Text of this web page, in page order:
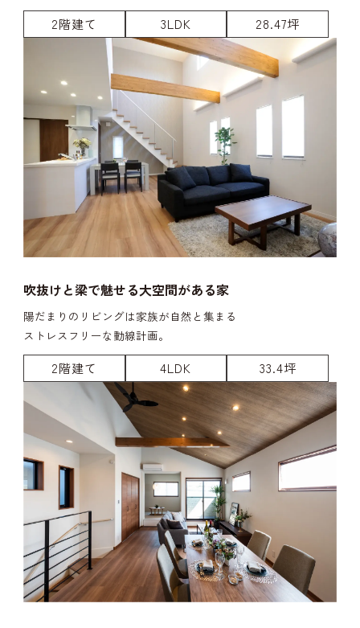
2階建て 3LDK 28.47坪
吹抜けと梁で魅せる大空間がある家
陽だまりのリビングは家族が自然と集まる
ストレスフリーな動線計画。
2階建て 4LDK 33.4坪